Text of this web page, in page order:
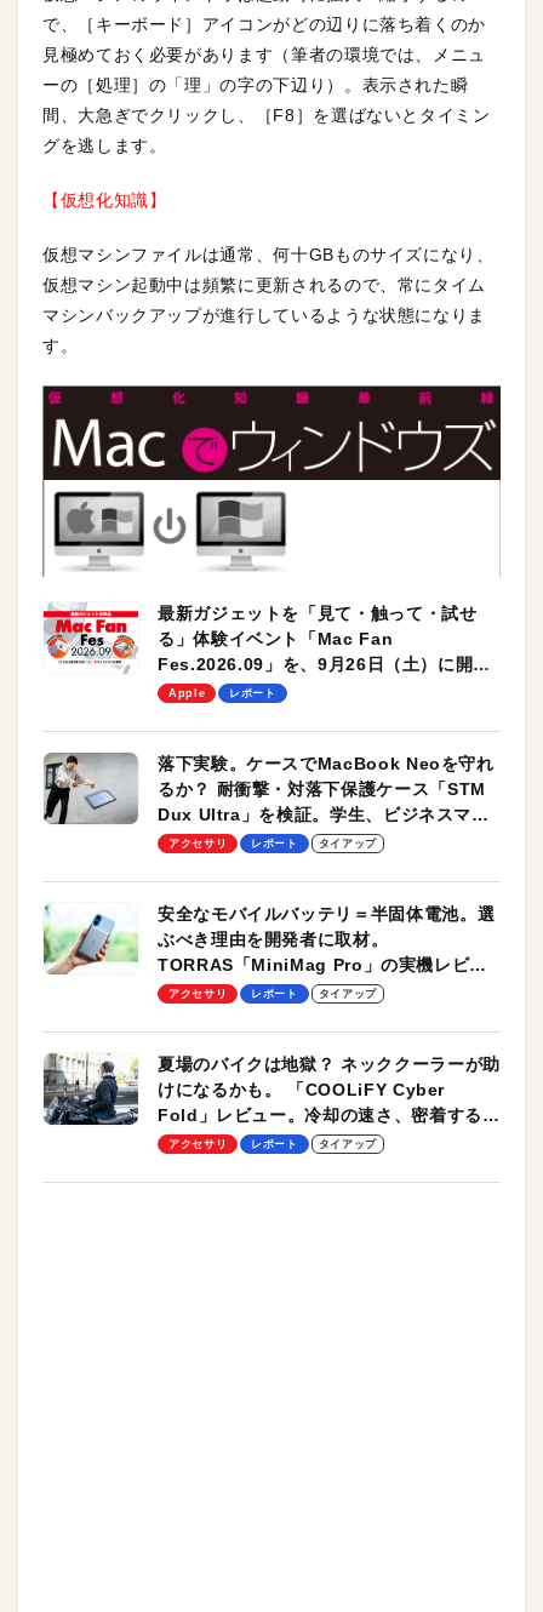
で、［キーボード］アイコンがどの辺りに落ち着くのか
見極めておく必要があります（筆者の環境では、メニュ
ーの［処理］の「理」の字の下辺り）。表示された瞬
間、大急ぎでクリックし、［F8］を選ばないとタイミン
グを逃します。
【仮想化知識】
仮想マシンファイルは通常、何十GBものサイズになり、
仮想マシン起動中は頻繁に更新されるので、常にタイム
マシンバックアップが進行しているような状態になりま
す。
最新ガジェットを「見て・触って・試せ
る」体験イベント「Mac Fan
Fes.2026.09」を、9月26日（土）に開催
します！
Apple レポート
落下実験。ケースでMacBook Neoを守れ
るか？ 耐衝撃・対落下保護ケース「STM
Dux Ultra」を検証。学生、ビジネスマン
のモバイルユースに最適！
アクセサリ レポート タイアップ
安全なモバイルバッテリ＝半固体電池。選
ぶべき理由を開発者に取材。
TORRAS「MiniMag Pro」の実機レビュ
ーも
アクセサリ レポート タイアップ
夏場のバイクは地獄？ ネッククーラーが助
けになるかも。 「COOLiFY Cyber
Fold」レビュー。冷却の速さ、密着する冷
却プレート、シンプルな操作性がグッド！
アクセサリ レポート タイアップ